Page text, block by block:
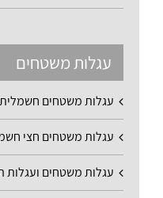
עגלות משטחים
עגלות משטחים חשמלית
עגלות משטחים חצי
עגלות משטחים ועגלות